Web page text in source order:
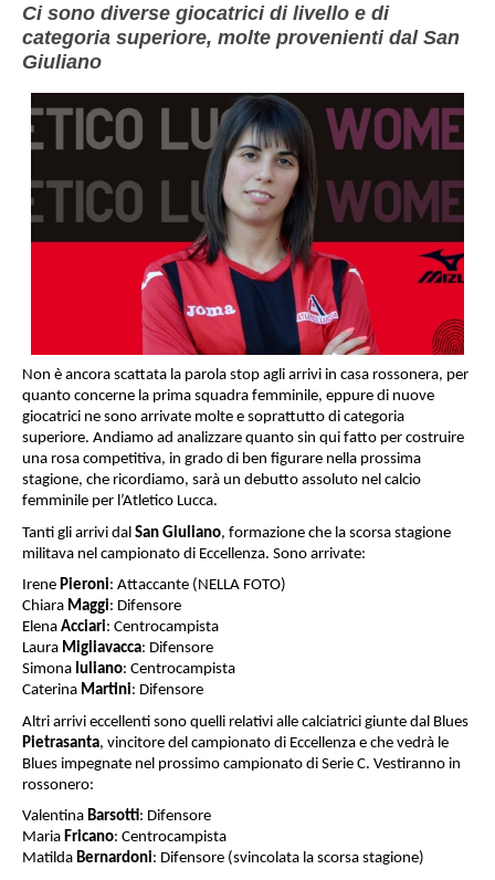
Ci sono diverse giocatrici di livello e di
categoria superiore, molte provenienti dal San
Giuliano
Non è ancora scattata la parola stop agli arrivi in casa rossonera, per
quanto concerne la prima squadra femminile, eppure di nuove
giocatrici ne sono arrivate molte e soprattutto di categoria
superiore. Andiamo ad analizzare quanto sin qui fatto per costruire
una rosa competitiva, in grado di ben figurare nella prossima
stagione, che ricordiamo, sarà un debutto assoluto nel calcio
femminile per l’Atletico Lucca.
Tanti gli arrivi dal San Giuliano, formazione che la scorsa stagione
militava nel campionato di Eccellenza. Sono arrivate:
Irene Pieroni: Attaccante (NELLA FOTO)
Chiara Maggi: Difensore
Elena Acciari: Centrocampista
Laura Migliavacca: Difensore
Simona Iuliano: Centrocampista
Caterina Martini: Difensore
Altri arrivi eccellenti sono quelli relativi alle calciatrici giunte dal Blues
Pietrasanta, vincitore del campionato di Eccellenza e che vedrà le
Blues impegnate nel prossimo campionato di Serie C. Vestiranno in
rossonero:
Valentina Barsotti: Difensore
Maria Fricano: Centrocampista
Matilda Bernardoni: Difensore (svincolata la scorsa stagione)